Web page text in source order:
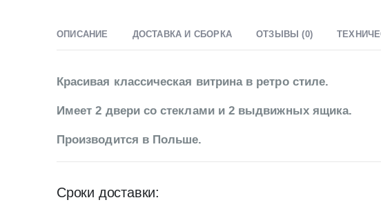
ОПИСАНИЕ ДОСТАВКА И СБОРКА ОТЗЫВЫ (0)
Красивая классическая витрина в ретро стиле.
Имеет 2 двери со стеклами и 2 выдвижных ящика.
Производится в Польше.
Сроки доставки: